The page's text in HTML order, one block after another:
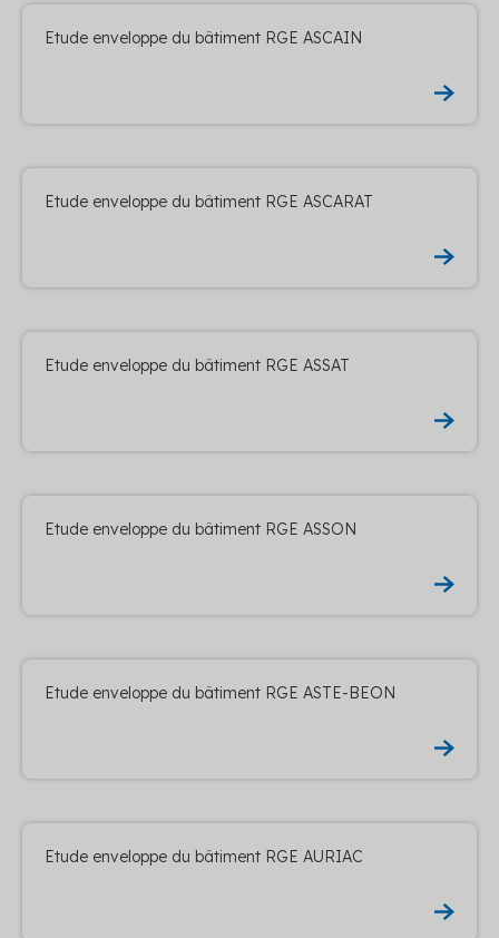
Etude enveloppe du bâtiment RGE ASCAIN
Etude enveloppe du bâtiment RGE ASCARAT
Etude enveloppe du bâtiment RGE ASSAT
Etude enveloppe du bâtiment RGE ASSON
Etude enveloppe du bâtiment RGE ASTE-BEON
Etude enveloppe du bâtiment RGE AURIAC